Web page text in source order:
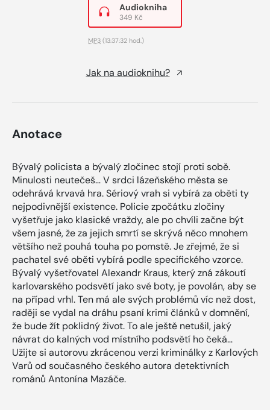
Audiokniha
349 Kč
MP3 (13:37:32 hod.)
Jak na audioknihu?
Anotace
Bývalý policista a bývalý zločinec stojí proti sobě.
Minulosti neutečeš… V srdci lázeňského města se
odehrává krvavá hra. Sériový vrah si vybírá za oběti ty
nejpodivnější existence. Policie zpočátku zločiny
vyšetřuje jako klasické vraždy, ale po chvíli začne být
všem jasné, že za jejich smrtí se skrývá něco mnohem
většího než pouhá touha po pomstě. Je zřejmé, že si
pachatel své oběti vybírá podle specifického vzorce.
Bývalý vyšetřovatel Alexandr Kraus, který zná zákoutí
karlovarského podsvětí jako své boty, je povolán, aby se
na případ vrhl. Ten má ale svých problémů víc než dost,
raději se vydal na dráhu psaní krimi článků v domnění,
že bude žít poklidný život. To ale ještě netušil, jaký
návrat do kalných vod místního podsvětí ho čeká…
Užijte si autorovu zkrácenou verzi kriminálky z Karlových
Varů od současného českého autora detektivních
románů Antonína Mazáče.